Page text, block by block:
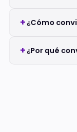
¿Cómo
¿Por qué